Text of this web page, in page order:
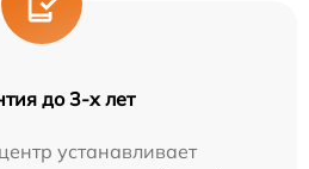
до 3-х лет
устанавливает